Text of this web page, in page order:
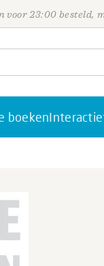
voor 23:00 besteld,
boeken